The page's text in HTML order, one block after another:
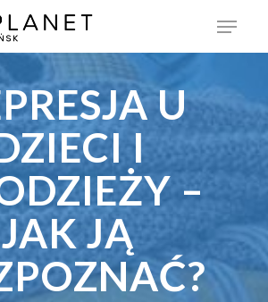
U
I
–
JAK JĄ